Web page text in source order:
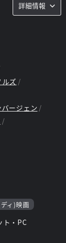
詳細情報
ルズ
ージェン
ィ)映画
ト・PC